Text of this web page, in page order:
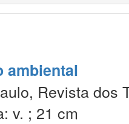
ambiental
Revista dos
v. ; 21 cm